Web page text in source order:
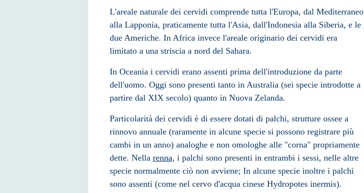
L'areale naturale dei cervidi comprende tutta l'Europa, dal Mediterraneo
alla Lapponia, praticamente tutta l'Asia, dall'Indonesiaalla Siberia, e le
due Americhe. In Africainvece l'areale originario dei cervidi era
limitato a una striscia a nord del Sahara.
In Oceaniai cervidi erano assenti prima dell'introduzione da parte
dell'uomo. Oggi sono presenti tanto in Australia(sei specie introdotte a
partire dal XIX secolo) quanto in Nuova Zelanda.
Particolarità dei cervidi è di essere dotati di palchi, strutture ossee a
rinnovo annuale (raramente in alcune specie si possono registrare più
cambi in un anno) analoghe e non omologhe alle "corna" propriamente
dette. Nella renna, i palchi sono presenti in entrambi i sessi, nelle altre
specie normalmente ciò non avviene; In alcune specie inoltre i palchi
sono assenti (come nel cervo d'acqua cinese Hydropotes inermis).